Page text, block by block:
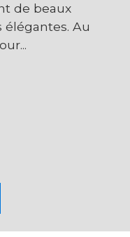
de beaux
Au